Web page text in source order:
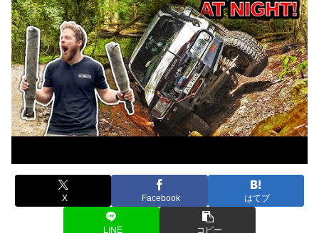
X Facebook はてブ
LINE コピー